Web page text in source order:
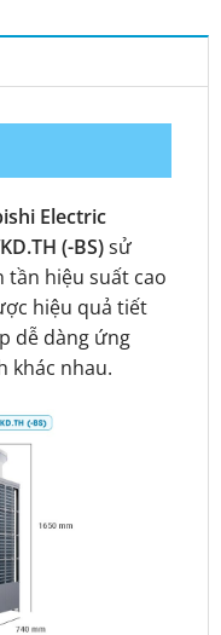
Electric
(-BS)sử
tần hiệu suất cao
hiệu quả tiết
dễ dàng ứng
khác nhau.